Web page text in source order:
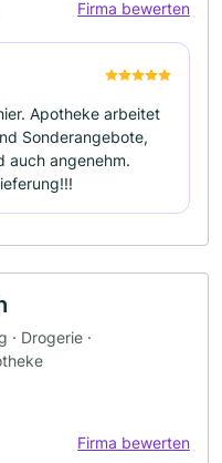
Firma bewerten
Apotheke arbeitet
Sonderangebote,
auch angenehm.
· Drogerie ·
Firma bewerten